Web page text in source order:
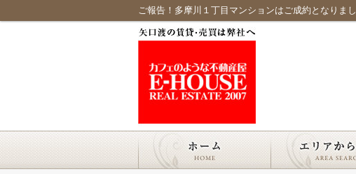
ご報告！多摩川１丁目マンションはご成約となりま